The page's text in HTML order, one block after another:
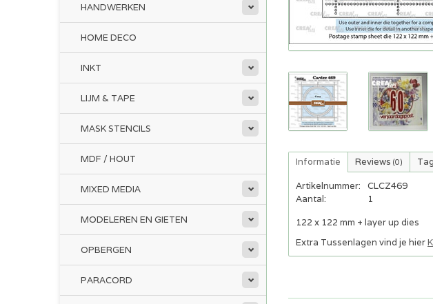
HANDWERKEN
HOME DECO
INKT
LIJM & TAPE
MASK STENCILS
MDF / HOUT
MIXED MEDIA
MODELEREN EN GIETEN
OPBERGEN
PARACORD
Informatie Reviews (0)
Artikelnummer:
CLCZ469
Aantal:
1
122 x 122 mm + layer up dies
Extra Tussenlagen vind je hier